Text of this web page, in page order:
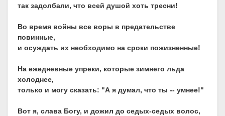
так задолбали, что всей душой хоть тресни!
Во время войны все воры в предательстве
повинные,
и осуждать их необходимо на сроки пожизненные!
На ежедневные упреки, которые зимнего льда
холоднее,
только и могу сказать: "А я думал, что ты -- умнее!"
Вот я, слава Богу, и дожил до седых-седых волос,